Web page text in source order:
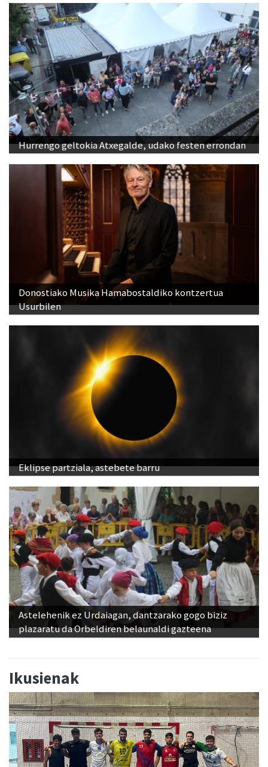
Hurrengo geltokia Atxegalde, udako festen errondan
Donostiako Musika Hamabostaldiko kontzertua
Usurbilen
Eklipse partziala, astebete barru
Astelehenik ez Urdaiagan, dantzarako gogo biziz
plazaratu da Orbeldiren belaunaldi gazteena
Ikusienak